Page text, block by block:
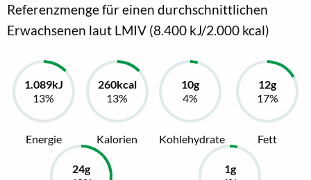
Referenzmenge für einen durchschnittlichen
Erwachsenen laut LMIV (8.400 kJ/2.000 kcal)
Energie Kalorien Kohlehydrate Fett